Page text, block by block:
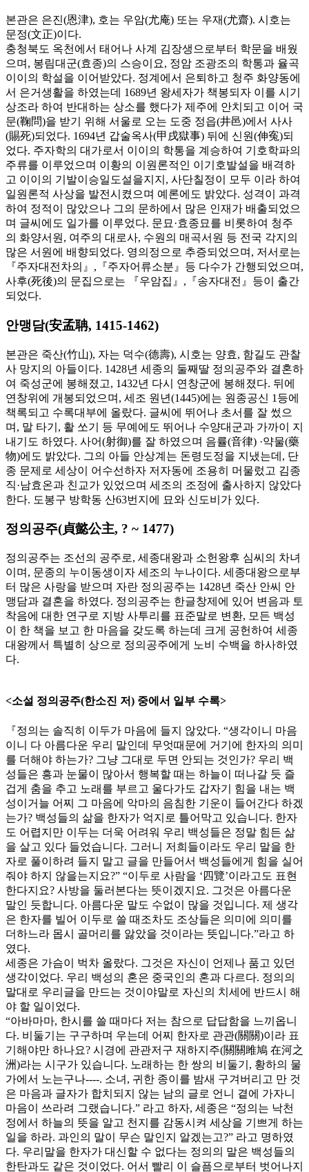
본관은 은진(恩津), 호는 우암(尤庵) 또는 우재(尤齋). 시호는
문정(文正)이다.
충청북도 옥천에서 태어나 사계 김장생으로부터 학문을 배웠
으며, 봉림대군(효종)의 스승이요, 정암 조광조의 학통과 율곡
이이의 학설을 이어받았다. 정계에서 은퇴하고 청주 화양동에
서 은거생활을 하였는데 1689년 왕세자가 책봉되자 이를 시기
상조라 하여 반대하는 상소를 했다가 제주에 안치되고 이어 국
문(鞠問)을 받기 위해 서울로 오는 도중 정읍(井邑)에서 사사
(賜死)되었다. 1694년 갑술옥사(甲戌獄事) 뒤에 신원(伸寃)되
었다. 주자학의 대가로서 이이의 학통을 계승하여 기호학파의
주류를 이루었으며 이황의 이원론적인 이기호발설을 배격하
고 이이의 기발이승일도설을지지, 사단칠정이 모두 이라 하여
일원론적 사상을 발전시켰으며 예론에도 밝았다. 성격이 과격
하여 정적이 많았으나 그의 문하에서 많은 인재가 배출되었으
며 글씨에도 일가를 이루었다. 문묘·효종묘를 비롯하여 청주
의 화양서원, 여주의 대로사, 수원의 매곡서원 등 전국 각지의
많은 서원에 배향되었다. 영의정으로 추증되었으며, 저서로는
『주자대전차의』,『주자어류소분』등 다수가 간행되었으며,
사후(死後)의 문집으로는 『우암집』,『송자대전』등이 출간
되었다.
안맹담(安孟聃, 1415-1462)
본관은 죽산(竹山), 자는 덕수(德壽), 시호는 양효, 함길도 관찰
사 망지의 아들이다. 1428년 세종의 둘째딸 정의공주와 결혼하
여 죽성군에 봉해졌고, 1432년 다시 연창군에 봉해졌다. 뒤에
연창위에 개봉되었으며, 세조 원년(1445)에는 원종공신 1등에
책록되고 수록대부에 올랐다. 글씨에 뛰어나 초서를 잘 썼으
며, 말 타기, 활 쏘기 등 무예에도 뛰어나 수양대군과 가까이 지
내기도 하였다. 사어(射御)를 잘 하였으며 음률(音律) ·약물(藥
物)에도 밝았다. 그의 아들 안상계는 돈령도정을 지냈는데, 단
종 문제로 세상이 어수선하자 저자동에 조용히 머물렀고 김종
직·남효온과 친교가 있었으며 세조의 조정에 출사하지 않았다
한다. 도봉구 방학동 산63번지에 묘와 신도비가 있다.
정의공주(貞懿公主, ? ~ 1477)
정의공주는 조선의 공주로, 세종대왕과 소헌왕후 심씨의 차녀
이며, 문종의 누이동생이자 세조의 누나이다. 세종대왕으로부
터 많은 사랑을 받으며 자란 정의공주는 1428년 죽산 안씨 안
맹담과 결혼을 하였다. 정의공주는 한글창제에 있어 변음과 토
착음에 대한 연구로 지방 사투리를 표준말로 변환, 모든 백성
이 한 책을 보고 한 마음을 갖도록 하는데 크게 공헌하여 세종
대왕께서 특별히 상으로 정의공주에게 노비 수백을 하사하였
다.
<소설 정의공주(한소진 저) 중에서 일부 수록>
『정의는 솔직히 이두가 마음에 들지 않았다. “생각이니 마음
이니 다 아름다운 우리 말인데 무엇때문에 거기에 한자의 의미
를 더해야 하는가? 그냥 그대로 두면 안되는 것인가? 우리 백
성들은 흥과 눈물이 많아서 행복할 때는 하늘이 떠나갈 듯 즐
겁게 춤을 추고 노래를 부르고 울다가도 갑자기 힘을 내는 백
성이거늘 어찌 그 마음에 악마의 음침한 기운이 들어간다 하겠
는가? 백성들의 삶을 한자가 억지로 틀어막고 있습니다. 한자
도 어렵지만 이두는 더욱 어려워 우리 백성들은 정말 힘든 삶
을 살고 있다 들었습니다. 그러니 저희들이라도 우리 말을 한
자로 풀이하려 들지 말고 글을 만들어서 백성들에게 힘을 실어
줘야 하지 않을는지요?” “이두로 사람을 ‘四覽’이라고도 표현
한다지요? 사방을 둘러본다는 뜻이겠지요. 그것은 아름다운
말인 듯합니다. 아름다운 말도 수없이 많을 것입니다. 제 생각
은 한자를 빌어 이두로 쓸 때조차도 조상들은 의미에 의미를
더하느라 몹시 골머리를 앓았을 것이라는 뜻입니다.”라고 하
였다.
세종은 가슴이 벅차 올랐다. 그것은 자신이 언제나 품고 있던
생각이었다. 우리 백성의 혼은 중국인의 혼과 다르다. 정의의
말대로 우리글을 만드는 것이야말로 자신의 치세에 반드시 해
야 할 일이었다.
“아바마마, 한시를 쓸 때마다 저는 참으로 답답함을 느끼옵니
다. 비둘기는 구구하며 우는데 어찌 한자로 관관(關關)이라 표
기해야만 하나요? 시경에 관관저구 재하지주(關關雎鳩 在河之
洲)라는 시구가 있습니다. 노래하는 한 쌍의 비둘기, 황하의 물
가에서 노는구나----. 소녀, 귀한 종이를 밤새 구겨버리고 만 것
은 마음과 글자가 합치되지 않는 남의 글로 언니 곁에 가자니
마음이 쓰라려 그랬습니다.” 라고 하자, 세종은 “정의는 낙천
정에서 하늘의 뜻을 알고 천지를 감동시켜 세상을 기쁘게 하는
일을 하라. 과인의 말이 무슨 말인지 알겠는고?” 라고 명하였
다. 우리말을 한자가 대신할 수 없다는 정의의 말은 백성들의
한탄과도 같은 것이었다. 어서 빨리 이 슬픔으로부터 벗어나지